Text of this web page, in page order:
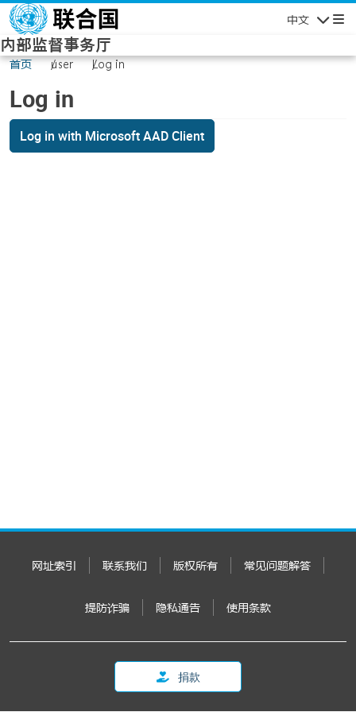
Skip to main content
中文
内部监督事务厅
首页 user Log in
Log in
Log in with Microsoft AAD Client
网址索引 联系我们 版权所有 常见问题解答
提防诈骗 隐私通告 使用条款
捐款